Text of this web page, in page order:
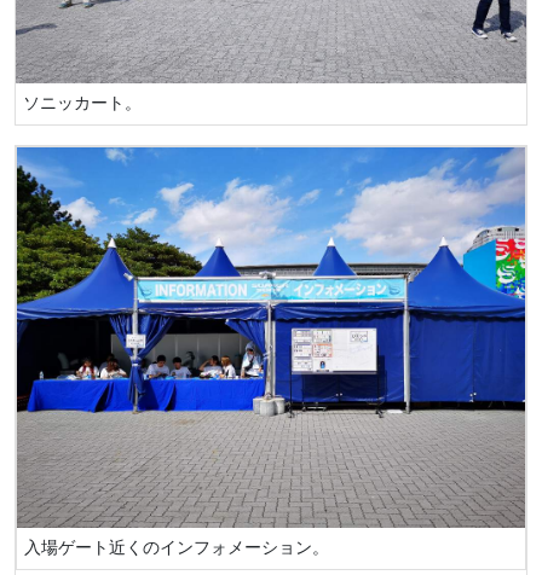
ソニッカート。
入場ゲート近くのインフォメーション。